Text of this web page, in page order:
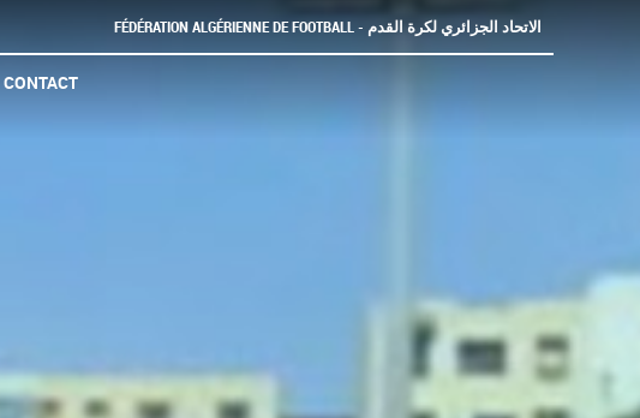
FÉDÉRATION ALGÉRIENNE DE FOOTBALL - الاتحاد الجزائري لكرة القدم
CONTACT